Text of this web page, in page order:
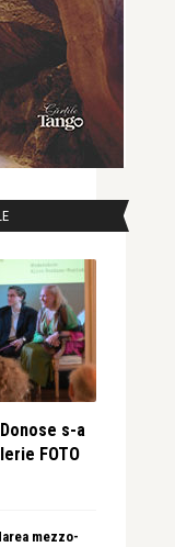
s-a
FOTO
mezzo-